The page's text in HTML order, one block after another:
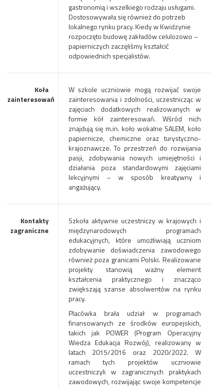
gastronomią i wszelkiego rodzaju usługami.
Dostosowywała się również do potrzeb
lokalnego rynku pracy. Kiedy w Kwidzynie
rozpoczęto budowę zakładów celulozowo –
papierniczych zaczęliśmy kształcić
odpowiednich specjalistów.
Koła
zainteresowań
W szkole uczniowie mogą rozwijać swoje
zainteresowania i zdolności, uczestnicząc w
zajęciach dodatkowych realizowanych w
formie kół zainteresowań. Wśród nich
znajdują się m.in. koło wokalne SALEM, koło
papiernicze, chemiczne oraz turystyczno-
krajoznawcze. To przestrzeń do rozwijania
pasji, zdobywania nowych umiejętności i
działania poza standardowymi zajęciami
lekcyjnymi – w sposób kreatywny i
angażujący.
Kontakty
zagraniczne
Szkoła aktywnie uczestniczy w krajowych i
międzynarodowych programach
edukacyjnych, które umożliwiają uczniom
zdobywanie doświadczenia zawodowego
również poza granicami Polski. Realizowane
projekty stanowią ważny element
kształcenia praktycznego i znacząco
zwiększają szanse absolwentów na rynku
pracy.
Placówka brała udział w programach
finansowanych ze środków europejskich,
takich jak POWER (Program Operacyjny
Wiedza Edukacja Rozwój), realizowany w
latach 2015/2016 oraz 2020/2022. W
ramach tych projektów uczniowie
uczestniczyli w zagranicznych praktykach
zawodowych, rozwijając swoje kompetencje